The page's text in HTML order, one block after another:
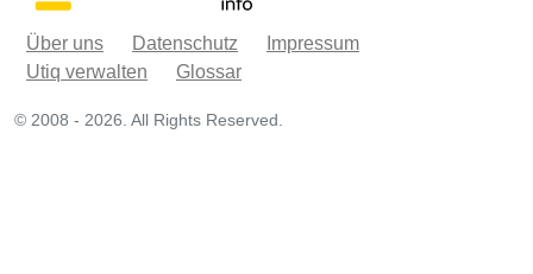
Über uns Datenschutz
Impressum
Utiq verwalten
Glossar
© 2008 - 2026. All Rights Reserved.